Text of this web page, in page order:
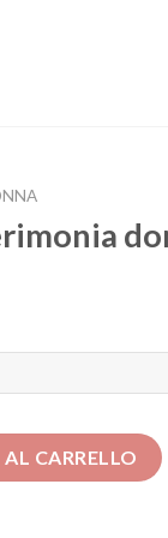
quantità
CARRELLO